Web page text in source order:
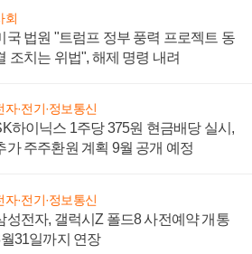
회
국 법원 "트럼프 정부 풍력 프로젝트 동
조치는 위법", 해제 명령 내려
자·전기·정보통신
하이닉스 1주당 375원 현금배당 실시,
가 주주환원 계획 9월 공개 예정
자·전기·정보통신
성전자, 갤럭시Z 폴드8 사전예약 개통
31일까지 연장